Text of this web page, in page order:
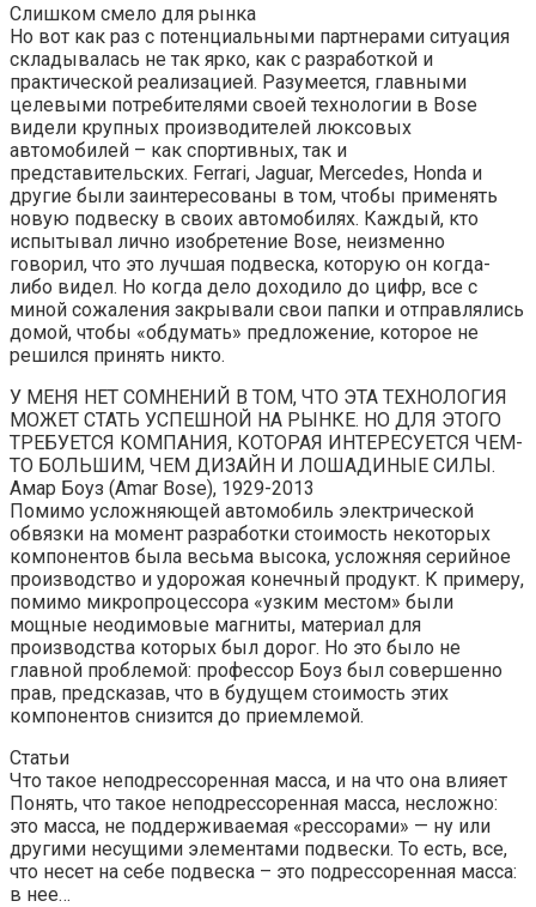
Слишком смело для рынка
Но вот как раз с потенциальными партнерами ситуация
складывалась не так ярко, как с разработкой и
практической реализацией. Разумеется, главными
целевыми потребителями своей технологии в Bose
видели крупных производителей люксовых
автомобилей – как спортивных, так и
представительских. Ferrari, Jaguar, Mercedes, Honda и
другие были заинтересованы в том, чтобы применять
новую подвеску в своих автомобилях. Каждый, кто
испытывал лично изобретение Bose, неизменно
говорил, что это лучшая подвеска, которую он когда-
либо видел. Но когда дело доходило до цифр, все с
миной сожаления закрывали свои папки и отправлялись
домой, чтобы «обдумать» предложение, которое не
решился принять никто.
У МЕНЯ НЕТ СОМНЕНИЙ В ТОМ, ЧТО ЭТА ТЕХНОЛОГИЯ
МОЖЕТ СТАТЬ УСПЕШНОЙ НА РЫНКЕ. НО ДЛЯ ЭТОГО
ТРЕБУЕТСЯ КОМПАНИЯ, КОТОРАЯ ИНТЕРЕСУЕТСЯ ЧЕМ-
ТО БОЛЬШИМ, ЧЕМ ДИЗАЙН И ЛОШАДИНЫЕ СИЛЫ.
Амар Боуз (Amar Bose), 1929-2013
Помимо усложняющей автомобиль электрической
обвязки на момент разработки стоимость некоторых
компонентов была весьма высока, усложняя серийное
производство и удорожая конечный продукт. К примеру,
помимо микропроцессора «узким местом» были
мощные неодимовые магниты, материал для
производства которых был дорог. Но это было не
главной проблемой: профессор Боуз был совершенно
прав, предсказав, что в будущем стоимость этих
компонентов снизится до приемлемой.
Статьи
Что такое неподрессоренная масса, и на что она влияет
Понять, что такое неподрессоренная масса, несложно:
это масса, не поддерживаемая «рессорами» — ну или
другими несущими элементами подвески. То есть, все,
что несет на себе подвеска – это подрессоренная масса:
в нее…